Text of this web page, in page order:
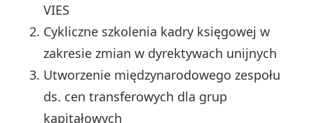
VIES
Cykliczne szkolenia kadry księgowej w
zakresie zmian w dyrektywach unijnych
Utworzenie międzynarodowego zespołu
ds. cen transferowych dla grup
kapitałowych